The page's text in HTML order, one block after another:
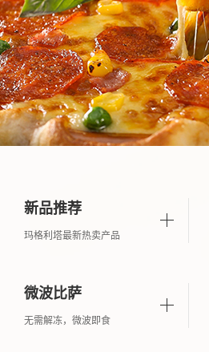
新品推荐
玛格利塔最新热卖产品
微波比萨
无需解冻，微波即食